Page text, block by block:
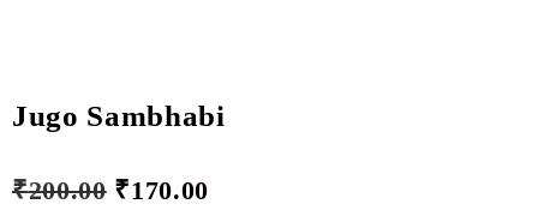
Jugo Sambhabi
₹200.00 ₹170.00